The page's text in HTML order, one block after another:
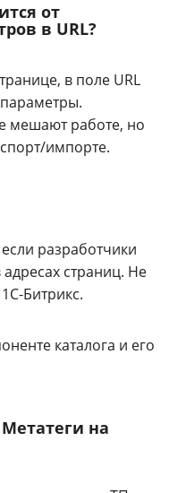
от
в URL?
в поле URL
мешают работе, но
импорте.
разработчики
страниц. Не
Битрикс.
каталога и его
на